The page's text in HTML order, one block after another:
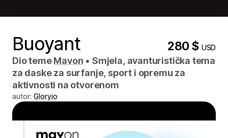
Buoyant 280 $USD
Dio temeMavon • Smjela, avanturistička tema
za daske za surfanje, sport i opremu za
aktivnosti na otvorenom
autor: Gloryio